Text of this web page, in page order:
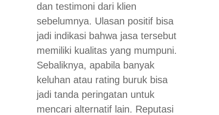
dan testimoni dari klien
sebelumnya. Ulasan positif bisa
jadi indikasi bahwa jasa tersebut
memiliki kualitas yang mumpuni.
Sebaliknya, apabila banyak
keluhan atau rating buruk bisa
jadi tanda peringatan untuk
mencari alternatif lain. Reputasi